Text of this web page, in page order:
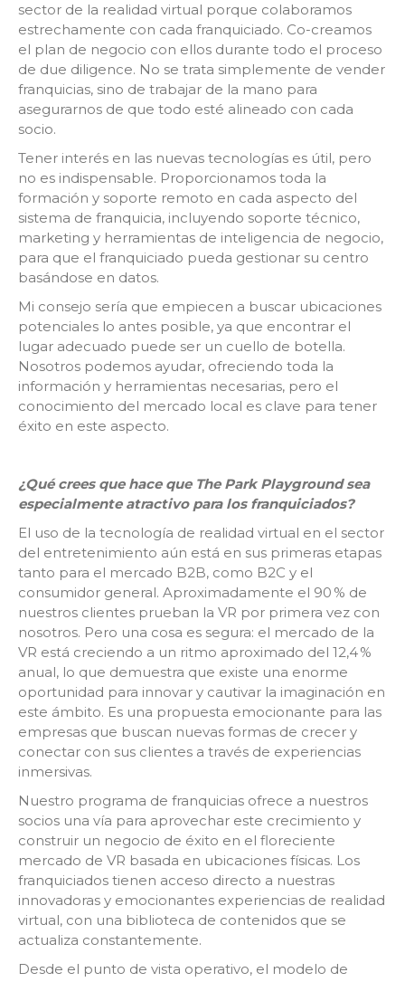
sector de la realidad virtual porque colaboramos
estrechamente con cada franquiciado. Co-creamos
el plan de negocio con ellos durante todo el proceso
de due diligence. No se trata simplemente de vender
franquicias, sino de trabajar de la mano para
asegurarnos de que todo esté alineado con cada
socio.
Tener interés en las nuevas tecnologías es útil, pero
no es indispensable. Proporcionamos toda la
formación y soporte remoto en cada aspecto del
sistema de franquicia, incluyendo soporte técnico,
marketing y herramientas de inteligencia de negocio,
para que el franquiciado pueda gestionar su centro
basándose en datos.
Mi consejo sería que empiecen a buscar ubicaciones
potenciales lo antes posible, ya que encontrar el
lugar adecuado puede ser un cuello de botella.
Nosotros podemos ayudar, ofreciendo toda la
información y herramientas necesarias, pero el
conocimiento del mercado local es clave para tener
éxito en este aspecto.
¿Qué crees que hace que The Park Playground sea
especialmente atractivo para los franquiciados?
El uso de la tecnología de realidad virtual en el sector
del entretenimiento aún está en sus primeras etapas
tanto para el mercado B2B, como B2C y el
consumidor general. Aproximadamente el 90 % de
nuestros clientes prueban la VR por primera vez con
nosotros. Pero una cosa es segura: el mercado de la
VR está creciendo a un ritmo aproximado del 12,4 %
anual, lo que demuestra que existe una enorme
oportunidad para innovar y cautivar la imaginación en
este ámbito. Es una propuesta emocionante para las
empresas que buscan nuevas formas de crecer y
conectar con sus clientes a través de experiencias
inmersivas.
Nuestro programa de franquicias ofrece a nuestros
socios una vía para aprovechar este crecimiento y
construir un negocio de éxito en el floreciente
mercado de VR basada en ubicaciones físicas. Los
franquiciados tienen acceso directo a nuestras
innovadoras y emocionantes experiencias de realidad
virtual, con una biblioteca de contenidos que se
actualiza constantemente.
Desde el punto de vista operativo, el modelo de